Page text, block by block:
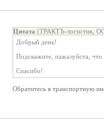
Цитата (ТРАКТЪ-логистик,
Добрый день!
Подскажите, пажалуйста, что
Спасибо!
Обратитесь в транспортную